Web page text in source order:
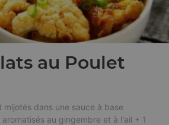
au Poulet
dans une sauce à base
au gingembre et à l'ail + 1